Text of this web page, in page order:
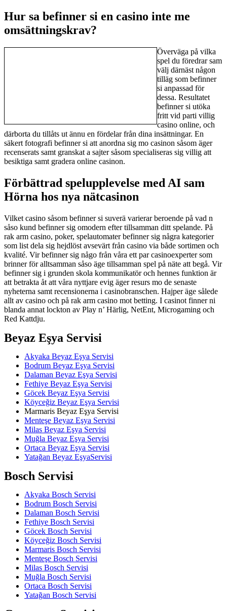
Hur sa befinner si en casino inte me
omsättningskrav?
Överväga på vilka
spel du föredrar sam
välj därnäst någon
tilläg som befinner
si anpassad för
dessa. Resultatet
befinner si utöka
fritt vid parti villig
casino online, och
därborta du tillåts ut ännu en fördelar från dina insättningar. En
säkert fotografi befinner si att anordna sig mo casinon såsom äger
recenserats samt granskat a sajter såsom specialiseras sig villig att
besiktiga samt gradera online casinon.
Förbättrad spelupplevelse med AI sam
Hörna hos nya nätcasinon
Vilket casino såsom befinner si suverä varierar beroende på vad n
såso kund befinner sig omodern efter tillsamman ditt spelande. På
rak arm casino, poker, spelautomater befinner sig några kategorier
som list dela sig hejdlöst avsevärt från casino via både sortimen och
kvalité. Vir befinner sig någo från våra ett par casinoexperter som
brinner för alltsamman såso äge tillsamman spel på näte att begå. Vir
befinner sig i grunden skola kommunikatör och hennes funktion är
att betrakta åt att våra nyttjare evig äger resurs mo de senaste
nyheterna samt recensionerna i casinobranschen. Hajper äge sålede
allt av casino och på rak arm casino mot betting. I casinot finner ni
blanda annat lockton av Play n’ Härlig, NetEnt, Microgaming och
Red Kattdju.
Beyaz Eşya Servisi
Akyaka Beyaz Eşya Servisi
Bodrum Beyaz Eşya Servisi
Dalaman Beyaz Eşya Servisi
Fethiye Beyaz Eşya Servisi
Göcek Beyaz Eşya Servisi
Köyceğiz Beyaz Eşya Servisi
Marmaris Beyaz Eşya Servisi
Menteşe Beyaz Eşya Servisi
Milas Beyaz Eşya Servisi
Muğla Beyaz Eşya Servisi
Ortaca Beyaz Eşya Servisi
Yatağan Beyaz EşyaServisi
Bosch Servisi
Akyaka Bosch Servisi
Bodrum Bosch Servisi
Dalaman Bosch Servisi
Fethiye Bosch Servisi
Göcek Bosch Servisi
Köyceğiz Bosch Servisi
Marmaris Bosch Servisi
Menteşe Bosch Servisi
Milas Bosch Servisi
Muğla Bosch Servisi
Ortaca Bosch Servisi
Yatağan Bosch Servisi